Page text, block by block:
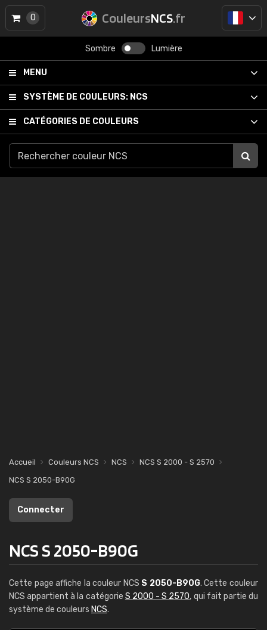
CouleursNCS.fr
Sombre Lumière
MENU
SYSTÈME DE COULEURS: NCS
CATÉGORIES DE COULEURS
0
Accueil Couleurs NCS NCS
NCS S 2000 - S 2570
NCS S 2050-B90G
Connecter
NCS S 2050-B90G
Cette page affiche la couleur NCS S 2050-B90G. Cette couleur
NCS appartient à la catégorie S 2000 - S 2570, qui fait partie du
système de couleurs NCS.